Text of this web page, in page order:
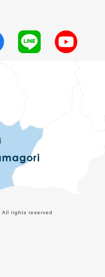
All rights reserved